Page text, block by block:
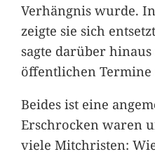
Verhängnis wurde.
zeigte sie sich
sagte darüber
öffentlichen Termine
Beides ist eine
Erschrocken waren
viele Mitchristen: